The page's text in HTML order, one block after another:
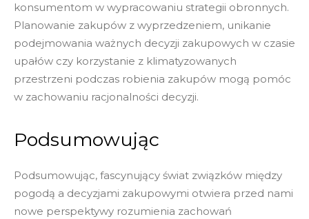
konsumentom w wypracowaniu strategii obronnych.
Planowanie zakupów z wyprzedzeniem, unikanie
podejmowania ważnych decyzji zakupowych w czasie
upałów czy korzystanie z klimatyzowanych
przestrzeni podczas robienia zakupów mogą pomóc
w zachowaniu racjonalności decyzji.
Podsumowując
Podsumowując, fascynujący świat związków między
pogodą a decyzjami zakupowymi otwiera przed nami
nowe perspektywy rozumienia zachowań